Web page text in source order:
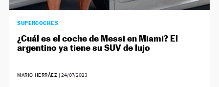
SUPERCOCHES
¿Cuál es el coche de Messi en Miami? El
argentino ya tiene su SUV de lujo
MARIO HERRÁEZ | 24/07/2023